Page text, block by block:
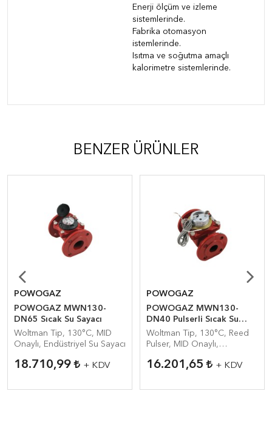
Enerji ölçüm ve izleme
sistemlerinde.
Fabrika otomasyon
istemlerinde.
Isıtma ve soğutma amaçlı
kalorimetre sistemlerinde.
BENZER ÜRÜNLER
POWOGAZ
POWOGAZ MWN130-
DN65 Sıcak Su Sayacı
Woltman Tip, 130°C, MID
Onaylı, Endüstriyel Su Sayacı
18.710,99 + KDV
POWOGAZ
POWOGAZ MWN130-
DN40 Pulserli Sıcak Su
Sayacı
Woltman Tip, 130°C, Reed
Pulser, MID Onaylı,
16.201,65 + KDV